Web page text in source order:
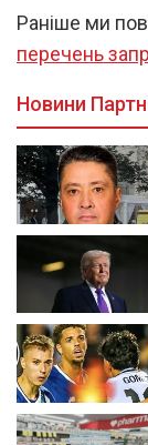
Раніше ми
перечень